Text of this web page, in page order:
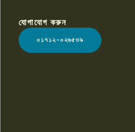
LOGO
যোগাযোগ করুন
০১৭১২-০২৬৫৩৯